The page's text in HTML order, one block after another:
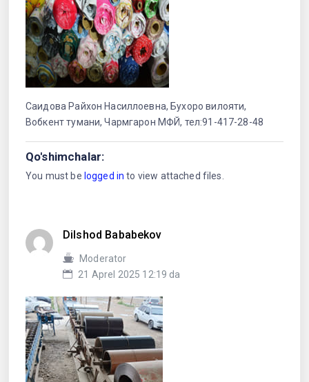
Саидова Райхон Насиллоевна, Бухоро вилояти,
Вобкент тумани, Чармгарон МФЙ, тел:91-417-28-48
Qo'shimchalar:
You must be logged in to view attached files.
Dilshod Bababekov
Moderator
21 Aprel 2025 12:19 da